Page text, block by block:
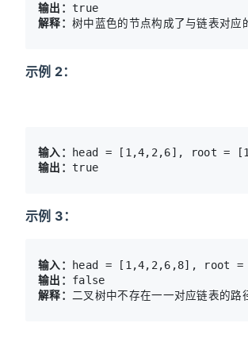
输出：
解释：
示例 2：
输入：
输出：
示例 3：
输入：
输出：
解释：